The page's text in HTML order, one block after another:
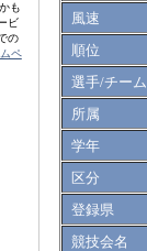
も
ビ
の
ペ
風速
順位
選手/チーム
所属
学年
区分
登録県
競技会名